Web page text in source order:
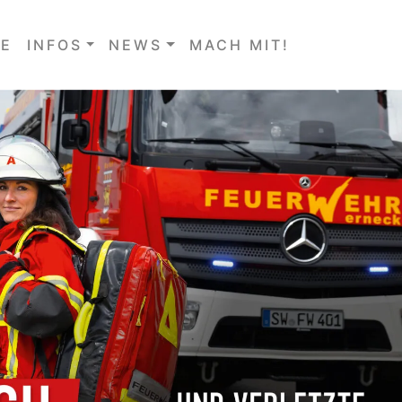
INFOS NEWS MACH MIT!